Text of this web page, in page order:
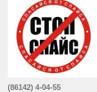
(86142) 4-04-55